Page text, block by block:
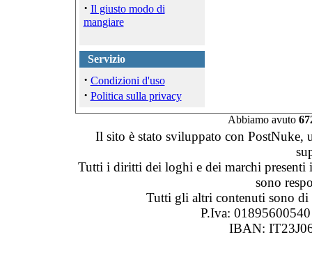
· Il giusto modo di
mangiare
Servizio
· Condizioni d'uso
· Politica sulla privacy
Abbiamo avuto
Il sito è stato sviluppato con PostNuke,
Tutti i diritti dei loghi e dei marchi
sono
Tutti gli altri contenuti sono
P.Iva:
IBAN: